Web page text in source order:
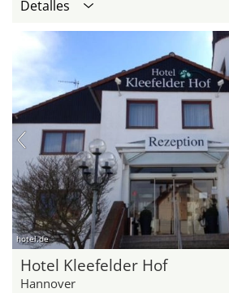
Detalles
hotel.de
Hotel Kleefelder Hof
Hannover